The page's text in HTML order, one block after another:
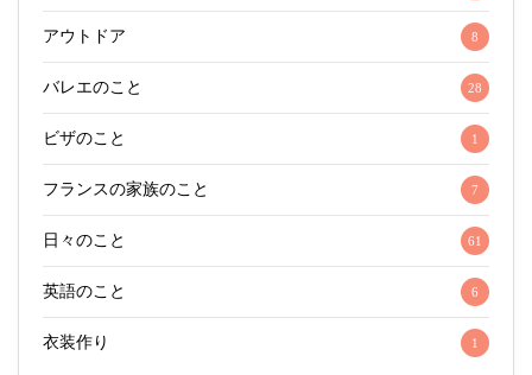
アウトドア 8
バレエのこと 28
ビザのこと 1
フランスの家族のこと 7
日々のこと 61
英語のこと 6
衣装作り 1